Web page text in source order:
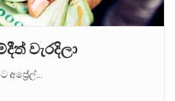
වැරදිලා
අප්‍රේල්…